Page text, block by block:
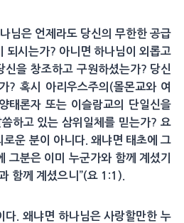
님은 언제라도 당신의 무한한 공급
되시는가? 아니면 하나님이 외롭고
신을 창조하고 구원하셨는가? 당신
? 혹시 아리우스주의(몰몬교와 여
태론자 또는 이슬람교의 단일신을
하고 있는 삼위일체를 믿는가? 요
로운 분이 아니다. 왜냐면 태초에 그
그분은 이미 누군가와 함께 계셨기
함께 계셨으니”(요 1:1).
다. 왜냐면 하나님은 사랑할만한 누